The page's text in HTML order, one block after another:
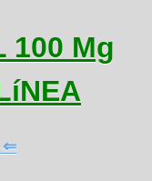
100 Mg
⇐